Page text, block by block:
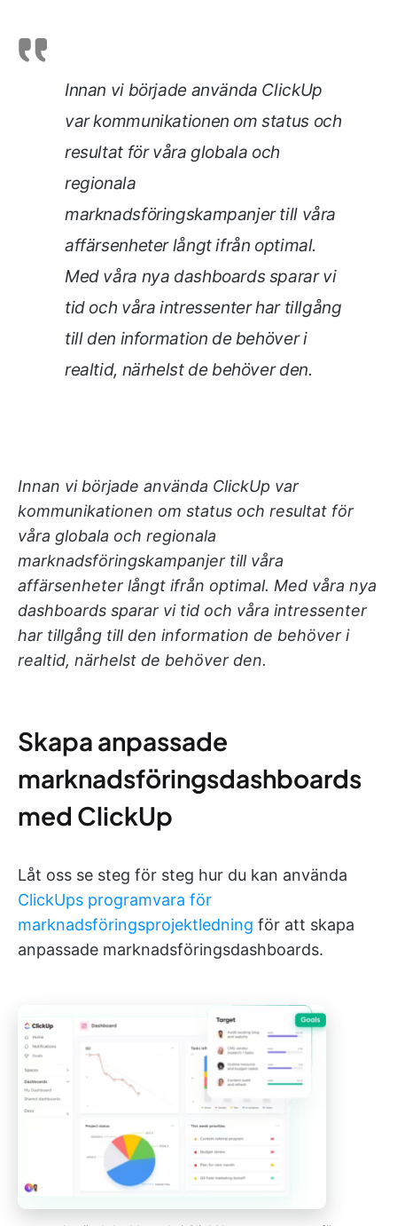
Innan vi började använda ClickUp
var kommunikationen om status och
resultat för våra globala och
regionala
marknadsföringskampanjer till våra
affärsenheter långt ifrån optimal.
Med våra nya dashboards sparar vi
tid och våra intressenter har tillgång
till den information de behöver i
realtid, närhelst de behöver den.
Innan vi började använda ClickUp var
kommunikationen om status och resultat för
våra globala och regionala
marknadsföringskampanjer till våra
affärsenheter långt ifrån optimal. Med våra nya
dashboards sparar vi tid och våra intressenter
har tillgång till den information de behöver i
realtid, närhelst de behöver den.
Skapa anpassade
marknadsföringsdashboards
med ClickUp
Låt oss se steg för steg hur du kan använda
ClickUps programvara för
marknadsföringsprojektledning för att skapa
anpassade marknadsföringsdashboards.